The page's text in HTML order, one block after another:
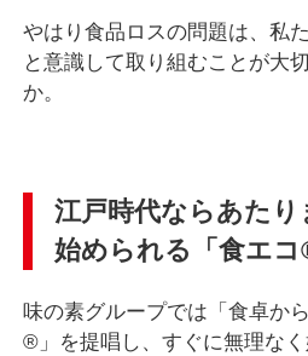
やはり食品ロスの問題は、私
と意識して取り組むことが大
か。
江戸時代ならあた
始められる「食エコ
味の素グループでは「食卓か
®」を提唱し、すぐに無理な